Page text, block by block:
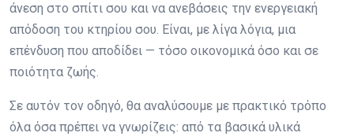
άνεση στο σπίτι σου και να ανεβάσεις την ενεργειακή
απόδοση του κτηρίου σου. Είναι, με λίγα λόγια, μια
επένδυση που αποδίδει — τόσο οικονομικά όσο και σε
ποιότητα ζωής.
Σε αυτόν τον οδηγό, θα αναλύσουμε με πρακτικό τρόπο
όλα όσα πρέπει να γνωρίζεις: από τα βασικά υλικά